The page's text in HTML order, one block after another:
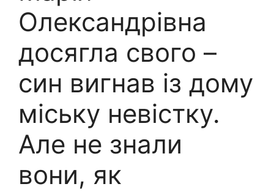
Олександрівна
досягла свого –
син вигнав із дому
міську невістку.
Але не знали
вони, як